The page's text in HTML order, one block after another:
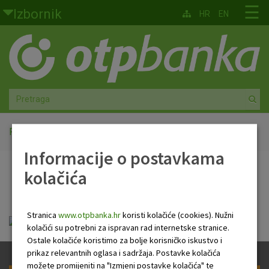
Skoči na glavni sadržaj
Izbornik
Građani
Privatno bankarstvo
Agro
Mala poduzeća i obrtnici
Srednja i velika poduzeća
Faktoring
O nama
☰
HR EN
Početna
OTP paket Standard
OTP paket Standard.pdf
Informacije o postavkama
kolačića
Stranica www.otpbanka.hrkoristi kolačiće (cookies). Nužni
kolačići su potrebni za ispravan rad internetske stranice.
Ostale kolačiće koristimo za bolje korisničko iskustvo i
prikaz relevantnih oglasa i sadržaja. Postavke kolačića
možete promijeniti na "Izmjeni postavke kolačića" te